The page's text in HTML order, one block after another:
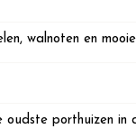
walnoten en
oudste porthuizen